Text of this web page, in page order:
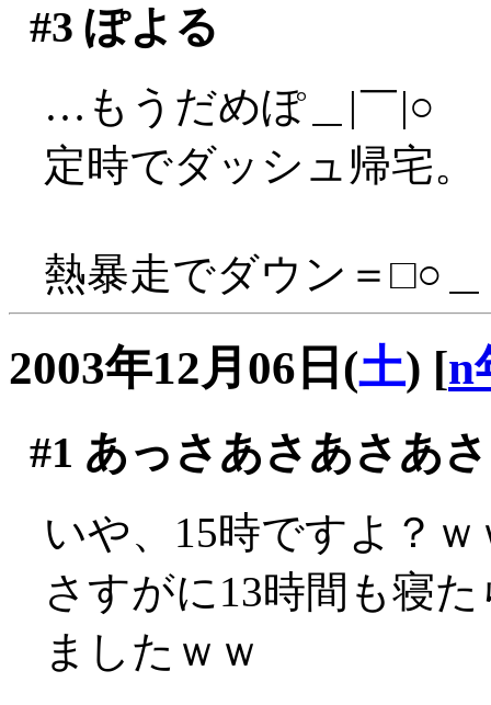
#3 ぽよる
…もうだめぽ＿|￣|○
定時でダッシュ帰宅。
熱暴走でダウン＝□○＿
2003年12月06日(土) [n
#1 あっさあさあさあ
いや、15時ですよ？ｗ
さすがに13時間も寝
ましたｗｗ